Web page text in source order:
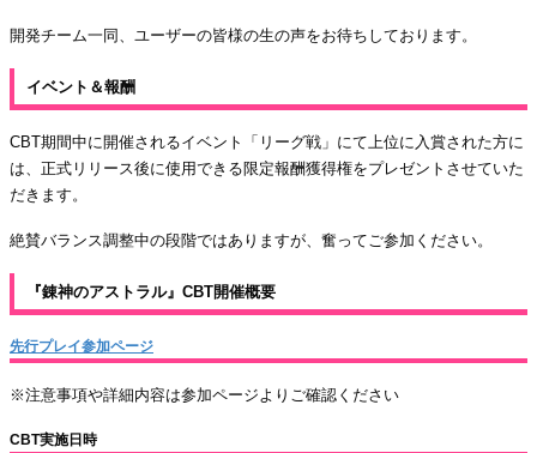
開発チーム一同、ユーザーの皆様の生の声をお待ちしております。
イベント＆報酬
CBT期間中に開催されるイベント「リーグ戦」にて上位に入賞された方に
は、正式リリース後に使用できる限定報酬獲得権をプレゼントさせていた
だきます。
絶賛バランス調整中の段階ではありますが、奮ってご参加ください。
『錬神のアストラル』CBT開催概要
先行プレイ参加ページ
※注意事項や詳細内容は参加ページよりご確認ください
CBT実施日時